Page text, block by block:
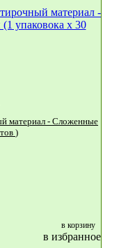
в 1/4 / Желтый (1 упаковока x 30 листов )
в корзину
в избранное